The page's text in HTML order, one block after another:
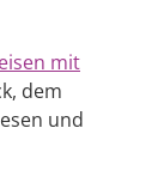
mit
dem
und